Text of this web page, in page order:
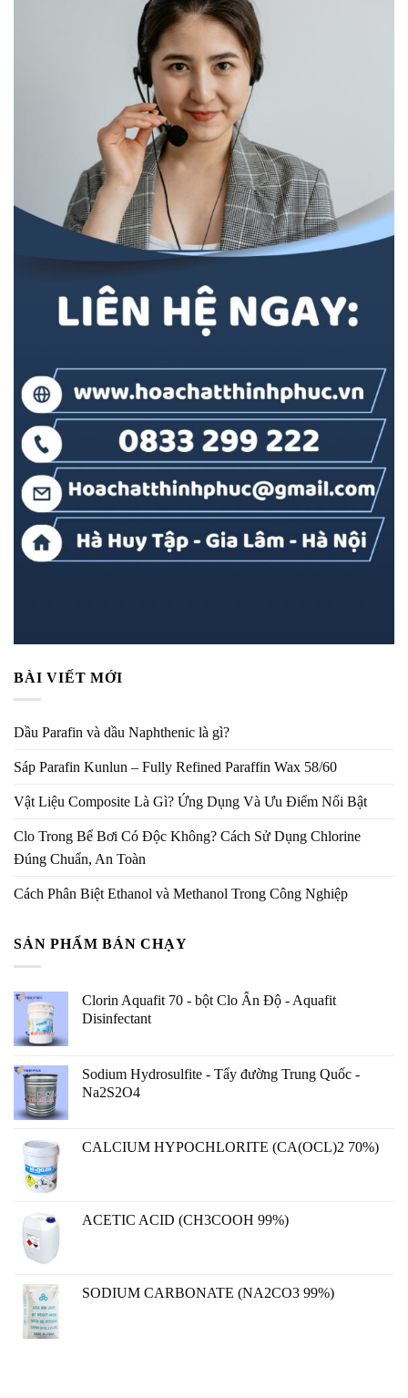
BÀI VIẾT MỚI
Dầu Parafin và dầu Naphthenic là gì?
Sáp Parafin Kunlun – Fully Refined Paraffin Wax 58/60
Vật Liệu Composite Là Gì? Ứng Dụng Và Ưu Điểm Nổi Bật
Clo Trong Bể Bơi Có Độc Không? Cách Sử Dụng Chlorine
Đúng Chuẩn, An Toàn
Cách Phân Biệt Ethanol và Methanol Trong Công Nghiệp
SẢN PHẨM BÁN CHẠY
Clorin Aquafit 70 - bột Clo Ấn Độ - Aquafit
Disinfectant
Sodium Hydrosulfite - Tẩy đường Trung Quốc -
Na2S2O4
CALCIUM HYPOCHLORITE (CA(OCL)2 70%)
ACETIC ACID (CH3COOH 99%)
SODIUM CARBONATE (NA2CO3 99%)